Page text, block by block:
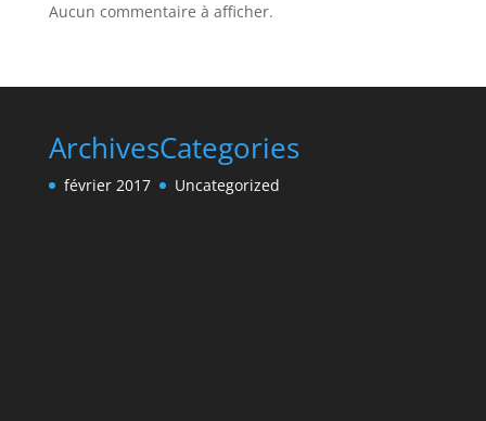
Aucun commentaire à afficher.
Archives
février 2017
Categories
Uncategorized